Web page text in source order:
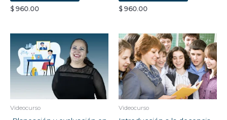
$ 960.00 $ 960.00
Videocurso Videocurso